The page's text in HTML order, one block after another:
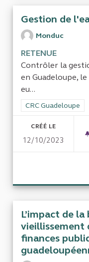
Gestion de
Monduc
RETENUE
Contrôler la
en Guadeloupe, le
eu...
Filtrer les résultats
CRC Guadeloupe
CRÉÉ LE
12/10/2023
L’impact de
vieillissement
finances